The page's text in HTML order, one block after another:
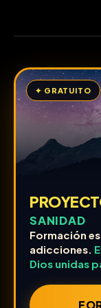
✦ GRATUITO
SANIDAD
Formación
adicciones.
Dios unidas